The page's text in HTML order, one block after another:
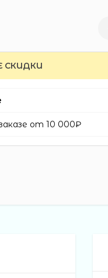
СКИДКИ
от 10 000₽